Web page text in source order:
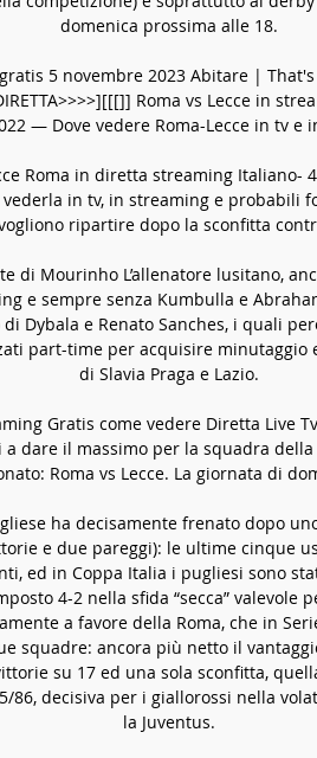
domenica prossima alle 18.
5 novembre 2023 Abitare |
Roma vs Lecce in
— Dove vedere Roma-Lecce in tv e
Roma in diretta streaming
vederla in tv, in streaming e probabili
ripartire dopo la sconfitta
di Mourinho L’allenatore lusitano,
e sempre senza Kumbulla e
Dybala e Renato Sanches, i quali
part-time per acquisire minutaggio
di Slavia Praga e Lazio.
Gratis come vedere Diretta Live
a dare il massimo per la squadra
Roma vs Lecce. La giornata di
ha decisamente frenato dopo
e due pareggi): le ultime cinque
ed in Coppa Italia i pugliesi sono
4-2 nella sfida “secca” valevole
a favore della Roma, che in
squadre: ancora più netto il
su 17 ed una sola sconfitta,
86, decisiva per i giallorossi nella
la Juventus.